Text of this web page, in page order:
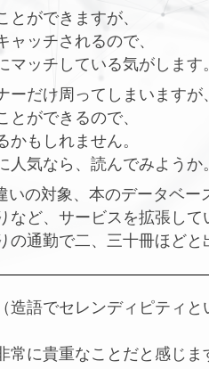
ができますが、
ャッチされるので、
ッチしている気がします
だけ周ってしまいますが
とができるので、
かもしれません。
気なら、読んでみようか
の対象、本のデータベー
ど、サービスを拡張して
通勤で二、三十冊ほどと
語でセレンディピティと
に貴重なことだと感じま